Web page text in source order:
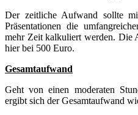
Der zeitliche Aufwand sollte
Präsentationen die
mehr Zeit kalkuliert werden. Die
hier bei 500 Euro.
Gesamtaufwand
Geht von einen moderaten
ergibt sich der Gesamtaufwand